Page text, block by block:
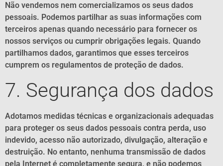
Não vendemos nem comercializamos os seus dados
pessoais. Podemos partilhar as suas informações com
terceiros apenas quando necessário para fornecer os
nossos serviços ou cumprir obrigações legais. Quando
partilhamos dados, garantimos que esses terceiros
cumprem os regulamentos de proteção de dados.
7. Segurança dos dados
Adotamos medidas técnicas e organizacionais adequadas
para proteger os seus dados pessoais contra perda, uso
indevido, acesso não autorizado, divulgação, alteração e
destruição. No entanto, nenhuma transmissão de dados
pela Internet é completamente segura, e não podemos